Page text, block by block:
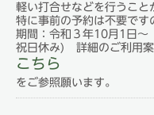
軽い打合せなどを行うこと
特に事前の予約は不要です
期間：令和３年10月1日～
祝日休み)
詳細のご利用
こちら
をご参照願います。